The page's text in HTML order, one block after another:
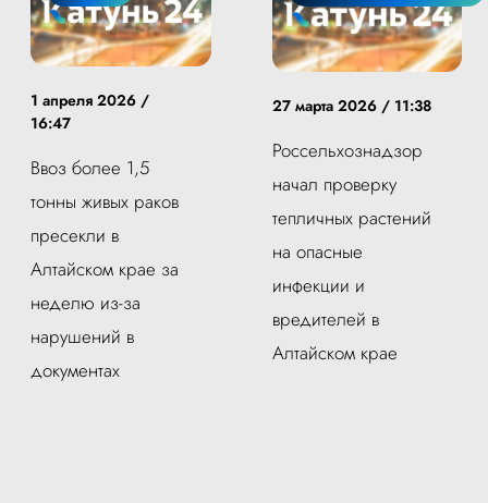
1 апреля 2026 /
16:47
Ввоз более 1,5
тонны живых раков
пресекли в
Алтайском крае за
неделю из-за
нарушений в
документах
27 марта 2026 / 11:38
Россельхознадзор
начал проверку
тепличных растений
на опасные
инфекции и
вредителей в
Алтайском крае